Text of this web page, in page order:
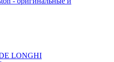
LONGHI